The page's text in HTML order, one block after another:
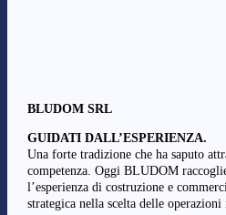
BLUDOM SRL
GUIDATI DALL’ESPERIENZA.
Una forte tradizione che ha saputo
competenza. Oggi BLUDOM
l’esperienza di costruzione e
strategica nella scelta delle